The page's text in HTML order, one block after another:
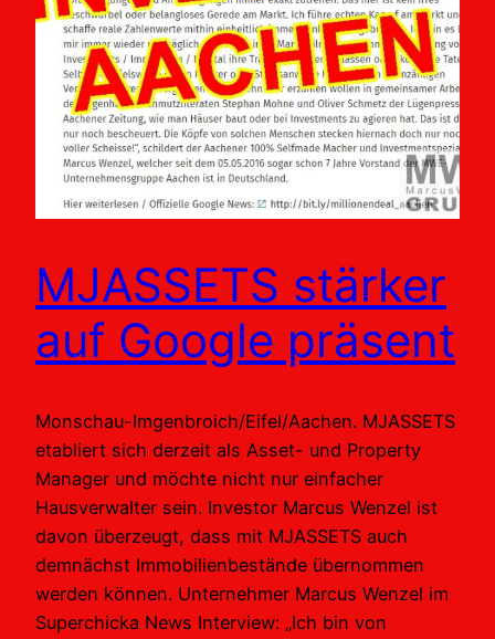
MJASSETS stärker
auf Google präsent
Monschau-Imgenbroich/Eifel/Aachen. MJASSETS
etabliert sich derzeit als Asset- und Property
Manager und möchte nicht nur einfacher
Hausverwalter sein. Investor Marcus Wenzel ist
davon überzeugt, dass mit MJASSETS auch
demnächst Immobilienbestände übernommen
werden können. Unternehmer Marcus Wenzel im
Superchicka News Interview: „Ich bin von